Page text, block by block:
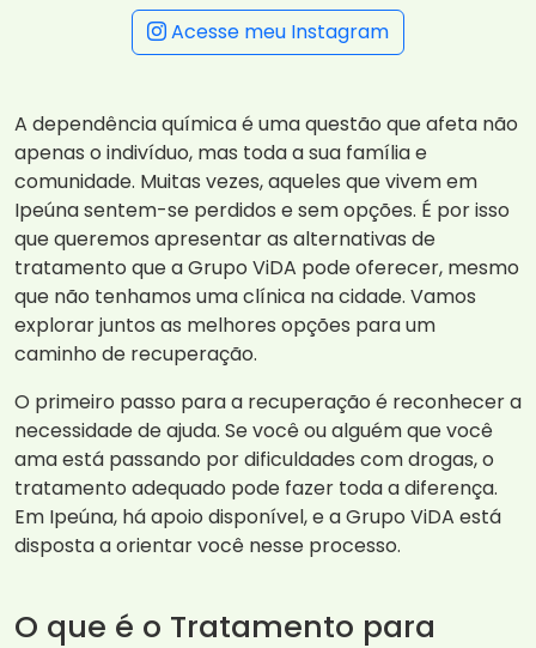
Acesse meu Instagram
A dependência química é uma questão que afeta não
apenas o indivíduo, mas toda a sua família e
comunidade. Muitas vezes, aqueles que vivem em
Ipeúna sentem-se perdidos e sem opções. É por isso
que queremos apresentar as alternativas de
tratamento que a Grupo ViDA pode oferecer, mesmo
que não tenhamos uma clínica na cidade. Vamos
explorar juntos as melhores opções para um
caminho de recuperação.
O primeiro passo para a recuperação é reconhecer a
necessidade de ajuda. Se você ou alguém que você
ama está passando por dificuldades com drogas, o
tratamento adequado pode fazer toda a diferença.
Em Ipeúna, há apoio disponível, e a Grupo ViDA está
disposta a orientar você nesse processo.
O que é o Tratamento para